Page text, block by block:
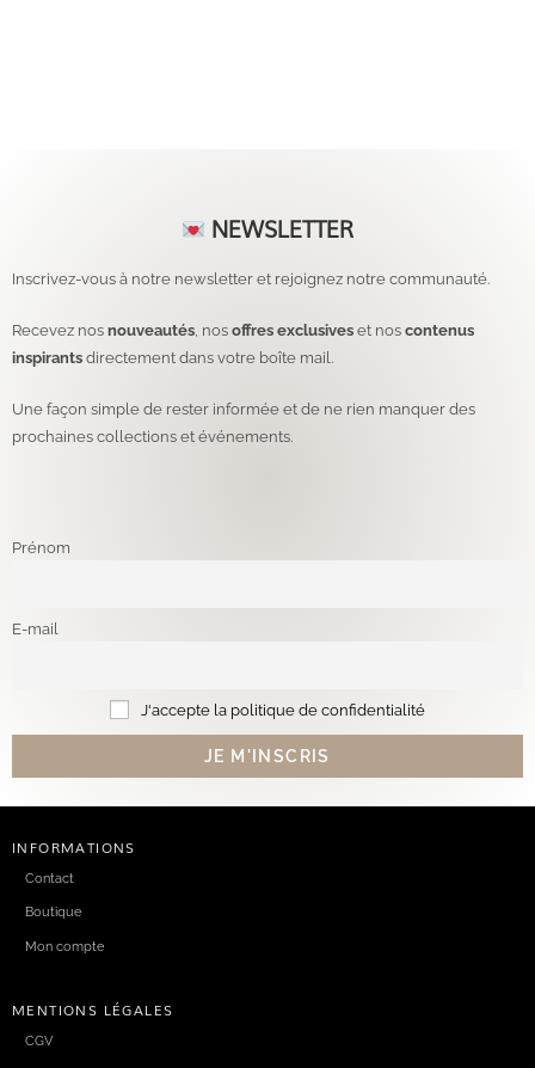
NEWSLETTER
Inscrivez-vous à notre newsletter et rejoignez notre communauté.
Recevez nos nouveautés , nos offres exclusives et nos contenus
inspirants directement dans votre boîte mail.
Une façon simple de rester informée et de ne rien manquer des
prochaines collections et événements.
Prénom
E-mail
J'accepte la politique de confidentialité
INFORMATIONS
Contact
Boutique
Mon compte
MENTIONS LÉGALES
CGV